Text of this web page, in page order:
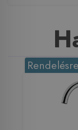
Rendelésre